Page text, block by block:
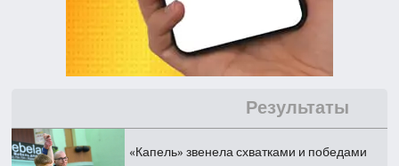
Результаты
«Капель» звенела схватками и победами